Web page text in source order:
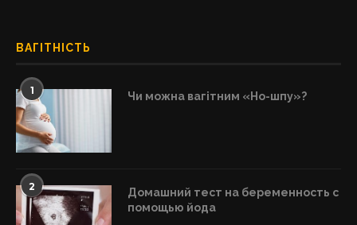
ВАГІТНІСТЬ
1 Чи можна вагітним «Но-шпу»?
2
Домашний тест на беременность с
помощью йода